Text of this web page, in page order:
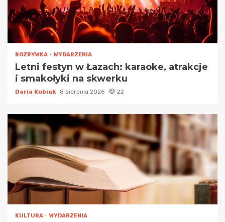
ROZRYWKA WYDARZENIA
Letni festyn w Łazach: karaoke, atrakcje
i smakołyki na skwerku
Daria Kubiak 8 sierpnia 2026 22
KULTURA WYDARZENIA